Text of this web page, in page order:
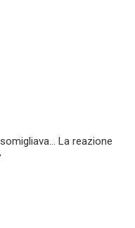
La reazione